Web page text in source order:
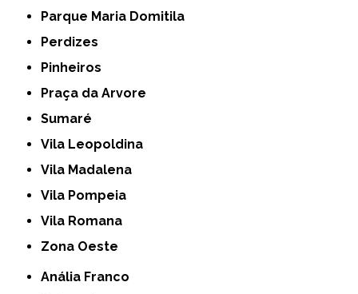
Parque Maria Domitila
Perdizes
Pinheiros
Praça da Arvore
Sumaré
Vila Leopoldina
Vila Madalena
Vila Pompeia
Vila Romana
Zona Oeste
Anália Franco